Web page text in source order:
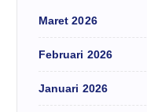
Maret 2026
Februari 2026
Januari 2026